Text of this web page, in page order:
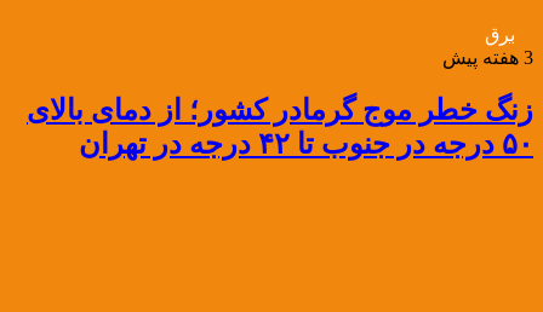
برق
3 هفته پیش
زنگ خطر موج گرمادر کشور؛ از دمای بالای
۵۰ درجه در جنوب تا ۴۲ درجه در تهران